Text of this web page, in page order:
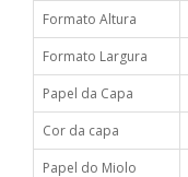
Formato Altura
Formato Largura
Papel da Capa
Cor da capa
Papel do Miolo